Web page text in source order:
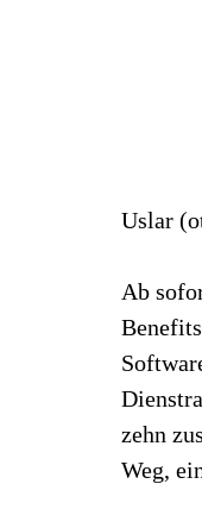
Uslar
Ab
zehn
Weg,